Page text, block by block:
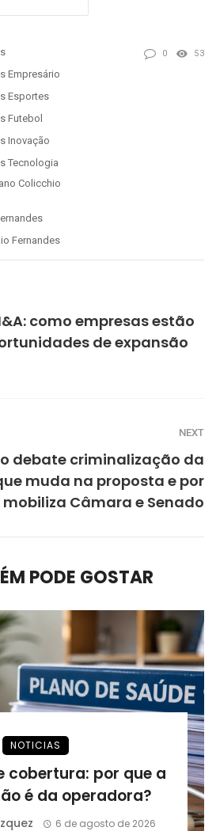
Empresário
Esportes
Futebol
Inovação
Tecnologia
Colicchio
Fernandes
0 53
como empresas estão
de expansão
NEXT
debate criminalização da
muda na proposta e por
mobiliza Câmara e Senado
PODE GOSTAR
NOTICIAS
cobertura: por que a
é da operadora?
6 de agosto de 2026